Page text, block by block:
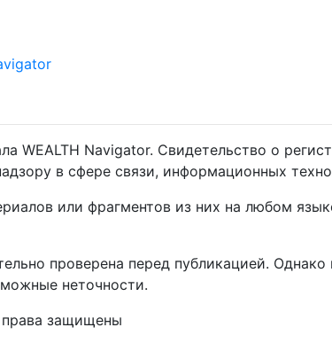
WEALTH Navigator. Свидетельство о
в сфере связи, информационных
или фрагментов из них на любом
проверена перед публикацией.
неточности.
защищены